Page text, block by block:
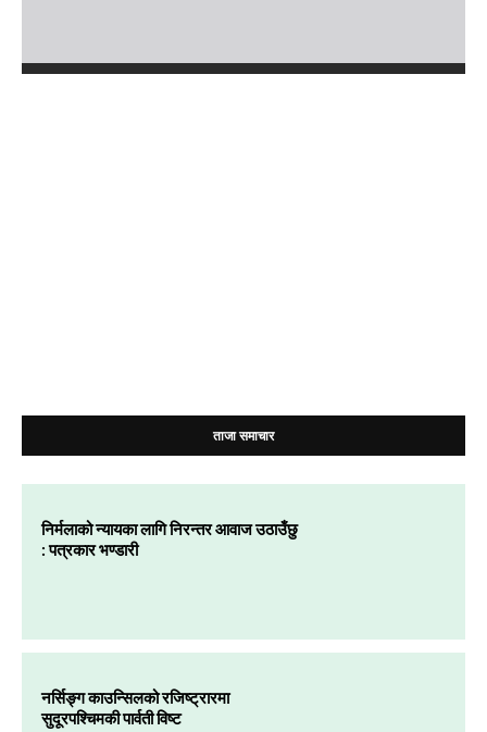
ताजा समाचार
निर्मलाको न्यायका लागि निरन्तर आवाज उठाउँछु
: पत्रकार भण्डारी
नर्सिङ्ग काउन्सिलको रजिष्ट्रारमा
सुदूरपश्चिमकी पार्वती विष्ट